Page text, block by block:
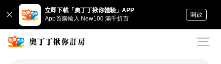
立即下載「奧丁丁揪你體驗」APP
App首購輸入 New100 滿千折百
開啟